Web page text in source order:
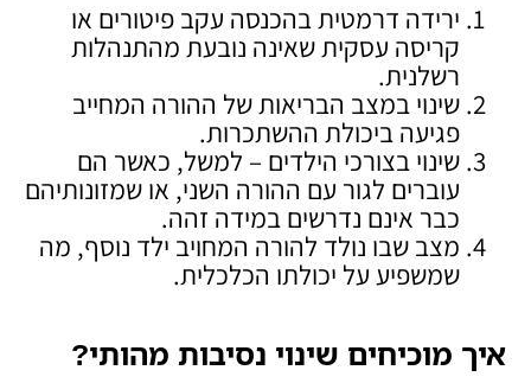
ירידה דרמטית בהכנסה עקב פיטורים או
קריסה עסקית שאינה נובעת מהתנהלות
רשלנית.
שינוי במצב הבריאות של ההורה המחייב
פגיעה ביכולת ההשתכרות.
שינוי בצורכי הילדים – למשל, כאשר הם
עוברים לגור עם ההורה השני, או שמזונותיהם
כבר אינם נדרשים במידה זהה.
מצב שבו נולד להורה המחויב ילד נוסף, מה
שמשפיע על יכולתו הכלכלית.
איך מוכיחים שינוי נסיבות מהותי?